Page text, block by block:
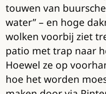
touwen van
water” – en hoge
wolken voorbij ziet
patio met trap naar
Hoewel ze op
hoe het worden